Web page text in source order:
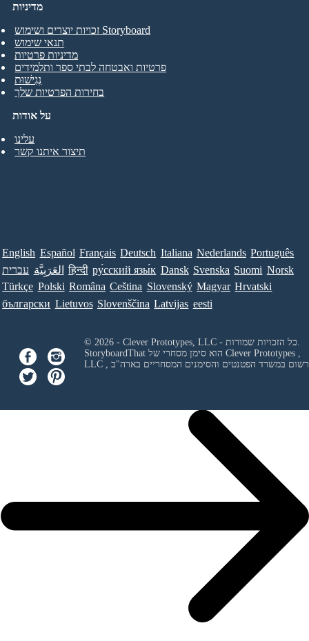
על אודות
עלינו
תיצור איתנו קשר
מדיניות
זכויות יוצרים ושימוש Storyboard
תנאי שימוש
מדיניות פרטיות
פרטיות ואבטחה לבתי ספר ותלמידים
נְגִישׁוּת
בחירות הפרטיות שלך
English Español Français Deutsch Italiana Nederlands Português
עברית العَرَبِيَّة हिन्दी ру́сский язы́к Dansk Svenska Suomi Norsk
Türkçe Polski Româna Ceština Slovenský Magyar Hrvatski
български Lietuvos Slovenščina Latvijas eesti
© 2026 - Clever Prototypes, LLC - כל הזכויות שמורות.
Clever Prototypes ,
LLC
ורשום במשרד הפטנטים והסימנים המסחריים בארה"ב